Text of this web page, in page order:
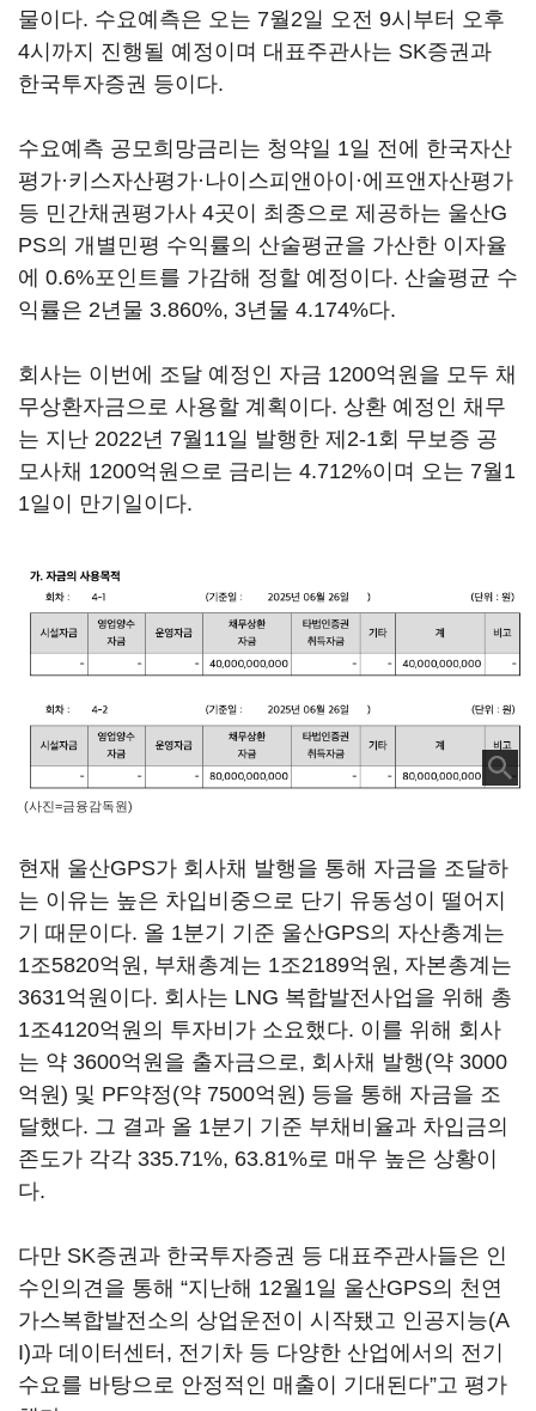
물이다. 수요예측은 오는 7월2일 오전 9시부터 오후
4시까지 진행될 예정이며 대표주관사는 SK증권과
한국투자증권 등이다.
수요예측 공모희망금리는 청약일 1일 전에 한국자산
평가·키스자산평가·나이스피앤아이·에프앤자산평가
등 민간채권평가사 4곳이 최종으로 제공하는 울산G
PS의 개별민평 수익률의 산술평균을 가산한 이자율
에 0.6%포인트를 가감해 정할 예정이다. 산술평균 수
익률은 2년물 3.860%, 3년물 4.174%다.
회사는 이번에 조달 예정인 자금 1200억원을 모두 채
무상환자금으로 사용할 계획이다. 상환 예정인 채무
는 지난 2022년 7월11일 발행한 제2-1회 무보증 공
모사채 1200억원으로 금리는 4.712%이며 오는 7월1
1일이 만기일이다.
(사진=금융감독원)
현재 울산GPS가 회사채 발행을 통해 자금을 조달하
는 이유는 높은 차입비중으로 단기 유동성이 떨어지
기 때문이다. 올 1분기 기준 울산GPS의 자산총계는
1조5820억원, 부채총계는 1조2189억원, 자본총계는
3631억원이다. 회사는 LNG 복합발전사업을 위해 총
1조4120억원의 투자비가 소요했다. 이를 위해 회사
는 약 3600억원을 출자금으로, 회사채 발행(약 3000
억원) 및 PF약정(약 7500억원) 등을 통해 자금을 조
달했다. 그 결과 올 1분기 기준 부채비율과 차입금의
존도가 각각 335.71%, 63.81%로 매우 높은 상황이
다.
다만 SK증권과 한국투자증권 등 대표주관사들은 인
수인의견을 통해 “지난해 12월1일 울산GPS의 천연
가스복합발전소의 상업운전이 시작됐고 인공지능(A
I)과 데이터센터, 전기차 등 다양한 산업에서의 전기
수요를 바탕으로 안정적인 매출이 기대된다”고 평가